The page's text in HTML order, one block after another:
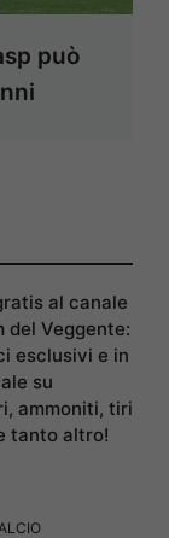
può
al canale
del Veggente:
esclusivi e in
su
ammoniti, tiri
tanto altro!